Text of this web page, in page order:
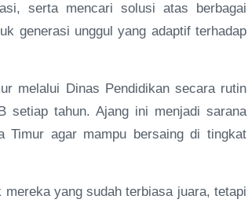
serta mencari solusi atas berbagai
generasi unggul yang adaptif terhadap
melalui Dinas Pendidikan secara rutin
setiap tahun. Ajang ini menjadi sarana
Timur agar mampu bersaing di tingkat
yang sudah terbiasa juara, tetapi